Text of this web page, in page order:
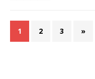
1 2 3 »